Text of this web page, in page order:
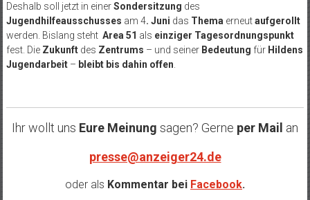
Deshalb soll jetzt in einerSondersitzung des
Jugendhilfeausschusses am 4. Juni das Thema erneutaufgerollt
werden. Bislang steht Area 51 als einziger Tagesordnungspunkt
fest. Die Zukunftdes Zentrums – und seiner Bedeutung für Hildens
Jugendarbeit– bleibt bis dahin offen
Ihr wollt uns Eure Meinung sagen? Gerne per Mail an
presse@anzeiger24.de
oder als Kommentar bei Facebook.